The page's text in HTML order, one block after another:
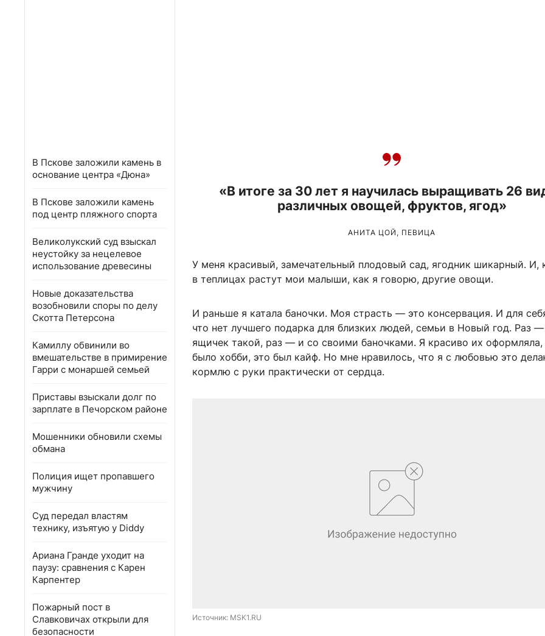
В Пскове заложили камень в
основание центра «Дюна»
В Пскове заложили камень
под центр пляжного спорта
Великолукский суд взыскал
неустойку за нецелевое
использование древесины
Новые доказательства
возобновили споры по делу
Скотта Петерсона
Камиллу обвинили во
вмешательстве в примирение
Гарри с монаршей семьей
Приставы взыскали долг по
зарплате в Печорском районе
Мошенники обновили схемы
обмана
Полиция ищет пропавшего
мужчину
Суд передал властям
технику, изъятую у Diddy
Ариана Гранде уходит на
паузу: сравнения с Карен
Карпентер
Пожарный пост в
Славковичах открыли для
безопасности
«В итоге за 30 лет я научилась выращивать 26
различных овощей, фруктов, ягод»
АНИТА ЦОЙ, ПЕВИЦА
У меня красивый, замечательный плодовый сад, ягодник шикарный. И,
в теплицах растут мои малыши, как я говорю, другие овощи.
И раньше я катала баночки. Моя страсть — это консервация. И для
что нет лучшего подарка для близких людей, семьи в Новый год. Раз
ящичек такой, раз — и со своими баночками. Я красиво их оформляла,
было хобби, это был кайф. Но мне нравилось, что я с любовью это
кормлю с руки практически от сердца.
Источник: MSK1.RU